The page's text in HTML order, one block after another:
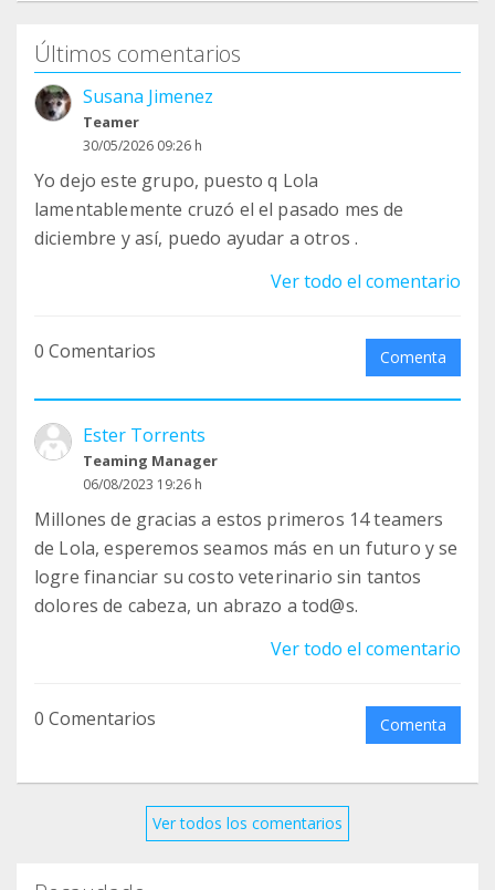
Últimos comentarios
Susana Jimenez
Teamer
30/05/2026 09:26 h
Yo dejo este grupo, puesto q Lola
lamentablemente cruzó el el pasado mes de
diciembre y así, puedo ayudar a otros .
Ver todo el comentario
0 Comentarios Comenta
Ester Torrents
Teaming Manager
06/08/2023 19:26 h
Millones de gracias a estos primeros 14 teamers
de Lola, esperemos seamos más en un futuro y se
logre financiar su costo veterinario sin tantos
dolores de cabeza, un abrazo a tod@s.
Ver todo el comentario
0 Comentarios Comenta
Ver todos los comentarios